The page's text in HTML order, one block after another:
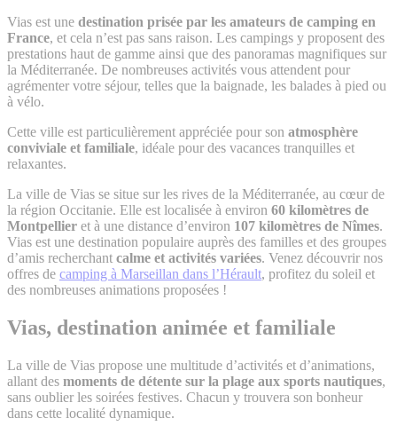
Vias est une destination prisée par les amateurs de camping en
France, et cela n’est pas sans raison. Les campings y proposent des
prestations haut de gamme ainsi que des panoramas magnifiques sur
la Méditerranée. De nombreuses activités vous attendent pour
agrémenter votre séjour, telles que la baignade, les balades à pied ou
à vélo.
Cette ville est particulièrement appréciée pour son atmosphère
conviviale et familiale, idéale pour des vacances tranquilles et
relaxantes.
La ville de Vias se situe sur les rives de la Méditerranée, au cœur de
la région Occitanie. Elle est localisée à environ 60 kilomètres de
Montpellier et à une distance d’environ 107 kilomètres de Nîmes.
Vias est une destination populaire auprès des familles et des groupes
d’amis recherchant calme et activités variées. Venez découvrir nos
offres de camping à Marseillan dans l’Hérault, profitez du soleil et
des nombreuses animations proposées !
Vias, destination animée et familiale
La ville de Vias propose une multitude d’activités et d’animations,
allant des moments de détente sur la plage aux sports nautiques,
sans oublier les soirées festives. Chacun y trouvera son bonheur
dans cette localité dynamique.